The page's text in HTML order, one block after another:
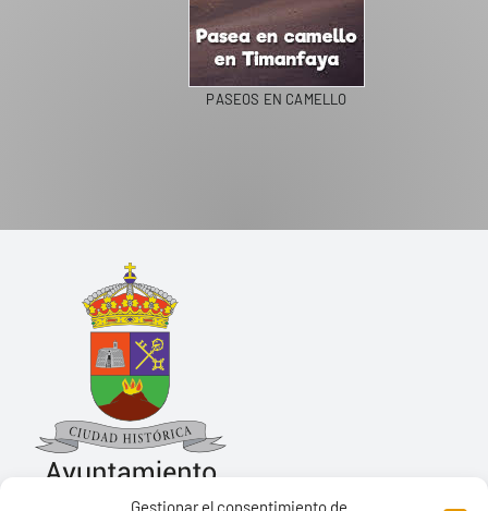
Gestionar el consentimiento de
PASEOS EN CAMELLO